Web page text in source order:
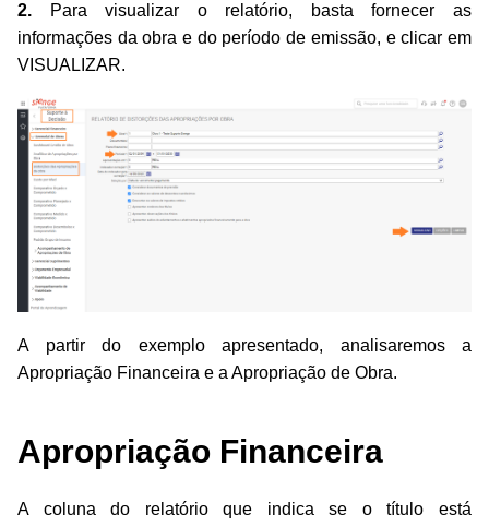
2.
Para visualizar o relatório, basta fornecer as
informações da obra e do período de emissão, e clicar em
VISUALIZAR.
A partir do exemplo apresentado, analisaremos a
Apropriação Financeira e a Apropriação de Obra.
Apropriação Financeira
A coluna do relatório que indica se o título está